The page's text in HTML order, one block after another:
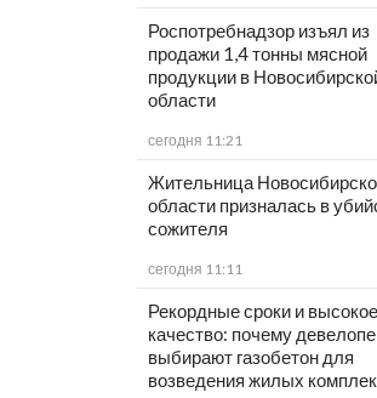
Роспотребнадзор изъял из
продажи 1,4 тонны мясной
продукции в
области
сегодня 11:21
Жительница
области призналась в
сожителя
сегодня 11:11
Рекордные сроки и высокое
качество: почему
выбирают газобетон для
возведения жилых